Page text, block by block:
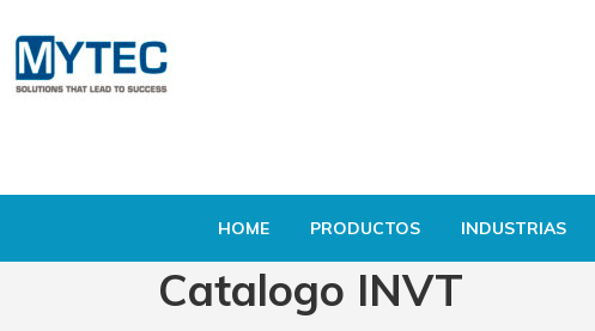
HOME PRODUCTOS INDUSTRIAS
Catalogo INVT